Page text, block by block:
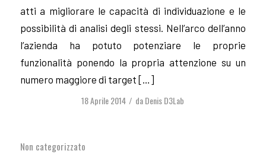
atti a migliorare le capacità di individuazione e le
possibilità di analisi degli stessi. Nell’arco dell’anno
l’azienda ha potuto potenziare le proprie
funzionalità ponendo la propria attenzione su un
numero maggiore di target […]
18 Aprile 2014 / daDenis D3Lab
Non categorizzato